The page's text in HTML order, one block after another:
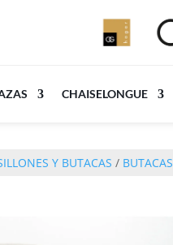
CHAISELONGUE
Y BUTACAS / BUTACAS